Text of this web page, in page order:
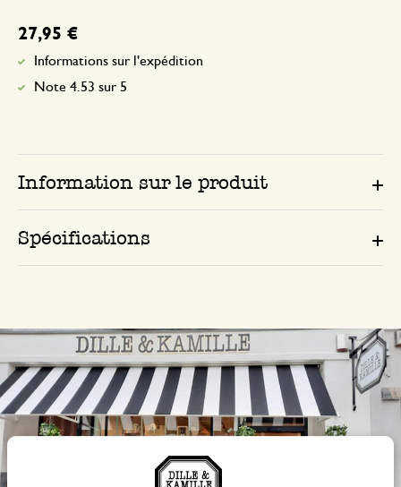
27,95 €
Informations sur l'expédition
Note 4.53 sur 5
Information sur le produit
Spécifications